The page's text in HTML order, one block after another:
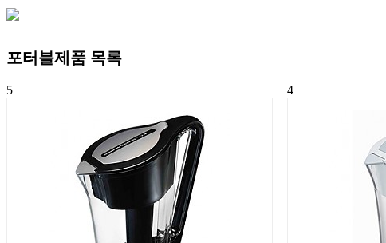
포터블제품 목록
5 4